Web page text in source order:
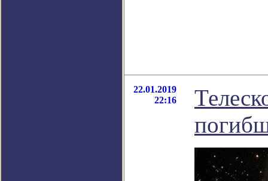
22.01.2019
22:16